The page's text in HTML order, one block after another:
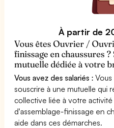
À partir de
Vous êtes Ouvrier /
finissage en chaussures
mutuelle dédiée à votre
Vous avez des salariés :
souscrire à une mutuelle
collective liée à votre
d'assemblage-finissage en
aide dans ces démarches.